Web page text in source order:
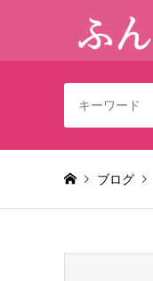
ブログ